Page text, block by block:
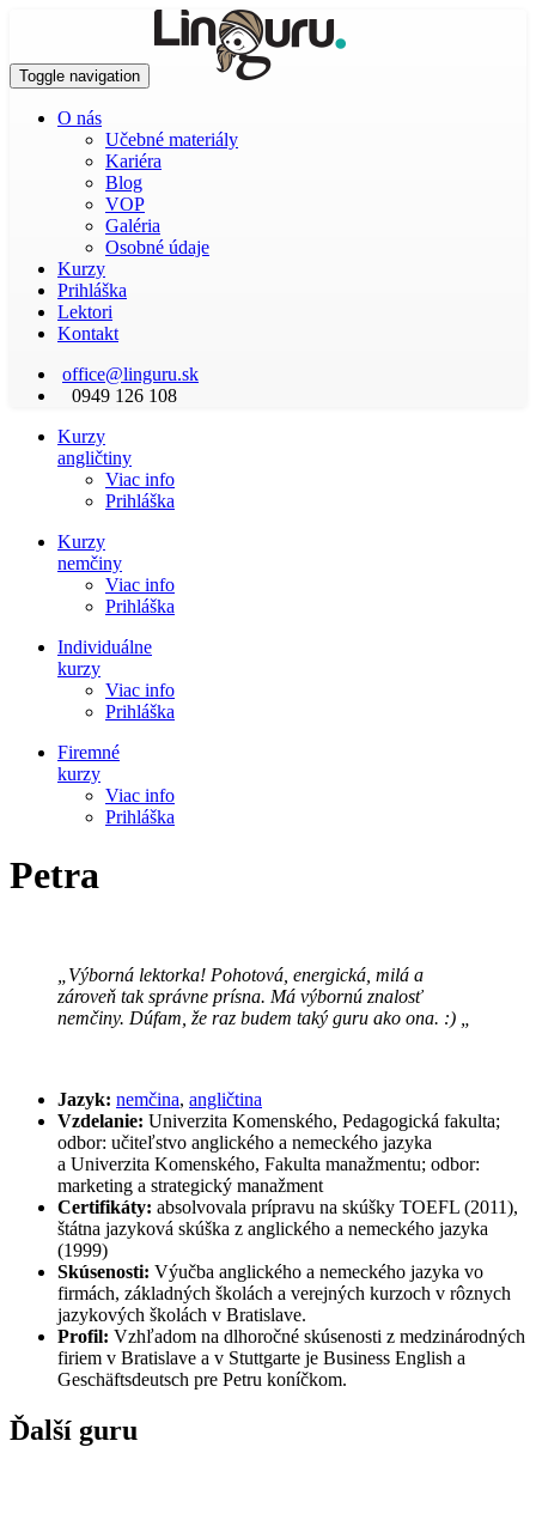
Toggle navigation
O nás
Učebné materiály
Kariéra
Blog
VOP
Galéria
Osobné údaje
Kurzy
Prihláška
Lektori
Kontakt
office@linguru.sk
0949 126 108
Kurzy
angličtiny
Viac info
Prihláška
Kurzy
nemčiny
Viac info
Prihláška
Individuálne
kurzy
Viac info
Prihláška
Firemné
kurzy
Viac info
Prihláška
Petra
„Výborná lektorka! Pohotová, energická, milá a
zároveň tak správne prísna. Má výbornú znalosť
nemčiny. Dúfam, že raz budem taký guru ako ona. :) „
​Jazyk: nemčina, angličtina
Vzdelanie: Univerzita Komenského, Pedagogická fakulta;
odbor: učiteľstvo anglického a nemeckého jazyka
a Univerzita Komenského, Fakulta manažmentu; odbor:
marketing a strategický manažment
Certifikáty: absolvovala prípravu na skúšky TOEFL (2011),
štátna jazyková skúška z anglického a nemeckého jazyka
(1999)
Skúsenosti: Výučba anglického a nemeckého jazyka vo
firmách, základných školách a verejných kurzoch v rôznych
jazykových školách v Bratislave.
Profil: Vzhľadom na dlhoročné skúsenosti z medzinárodných
firiem v Bratislave a v Stuttgarte je Business English a
Geschäftsdeutsch pre Petru koníčkom.
Ďalší guru